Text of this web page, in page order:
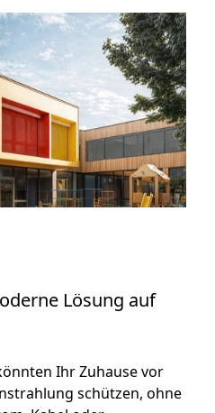
Lösung auf
Ihr Zuhause vor
schützen, ohne